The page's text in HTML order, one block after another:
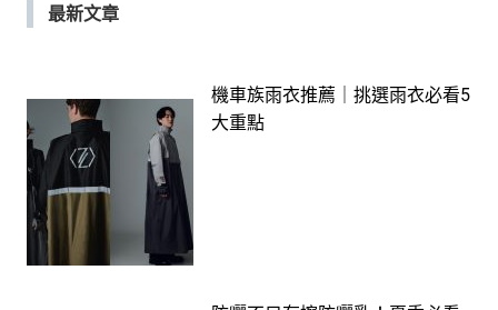
最新文章
機車族雨衣推薦｜挑選雨衣必看5
大重點